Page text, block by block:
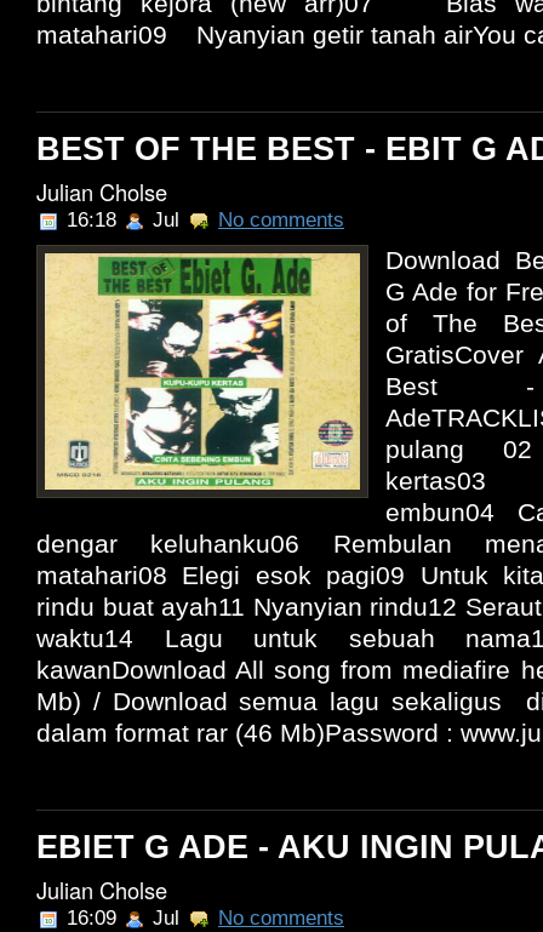
matahari09 Nyanyian getir tanah airYou
BEST OF THE BEST - EBIT G
Julian Cholse
16:18 Jul No comments
Download
G Ade for
of The
Best
pulang
kertas03
embun04
dengar keluhanku06 Rembulan
matahari08 Elegi esok pagi09 Untuk
rindu buat ayah11 Nyanyian rindu12
waktu14 Lagu untuk sebuah
kawanDownload All song from mediafire
Mb) / Download semua lagu sekaligus
dalam format rar (46 Mb)Password :
EBIET G ADE - AKU INGIN
Julian Cholse
16:09 Jul No comments